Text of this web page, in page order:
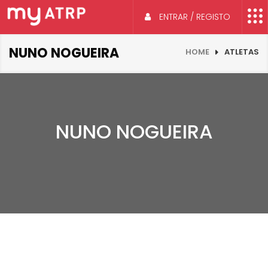
ENTRAR / REGISTO
NUNO NOGUEIRA HOME ATLETAS
NUNO NOGUEIRA